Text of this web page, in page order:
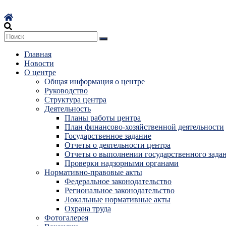
к
содержимому
Главная
Новости
О центре
Общая информация о центре
Руководство
Структура центра
Деятельность
Планы работы центра
План финансово-хозяйственной деятельности
Государственное задание
Отчеты о деятельности центра
Отчеты о выполнении государственного
Проверки надзорными органами
Нормативно-правовые акты
Федеральное законодательство
Региональное законодательство
Локальные нормативные акты
Охрана труда
Фотогалерея